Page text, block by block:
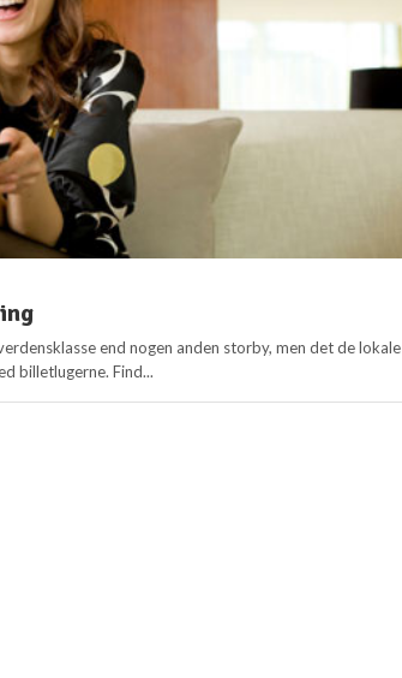
end nogen anden storby, men det de lokale
billetlugerne. Find...